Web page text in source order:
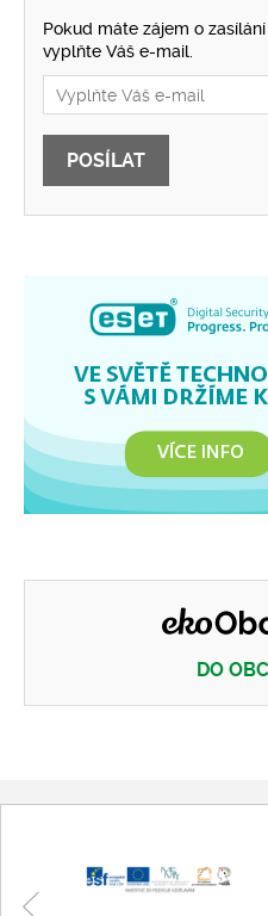
Pokud máte zájem o
vyplňte Váš e-mail.
POSÍLAT
DO